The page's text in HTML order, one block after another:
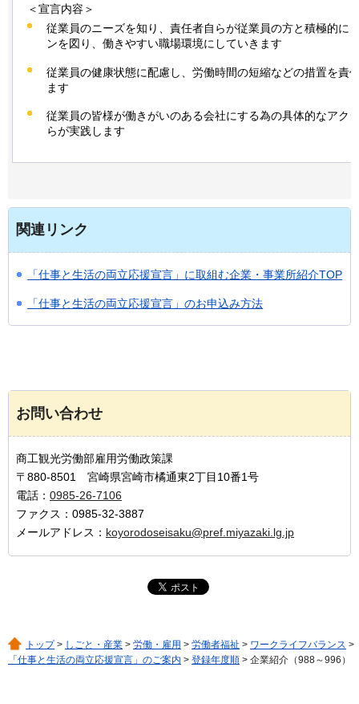
＜宣言内容＞
従業員のニーズを知り、責任者自らが従業員の方と積極的に
ンを図り、働きやすい職場環境にしていきます
従業員の健康状態に配慮し、労働時間の短縮などの措置を責
ます
従業員の皆様が働きがいのある会社にする為の具体的なアク
らが実践します
関連リンク
「仕事と生活の両立応援宣言」に取組む企業・事業所紹介TOP
「仕事と生活の両立応援宣言」のお申込み方法
お問い合わせ
商工観光労働部雇用労働政策課
〒880-8501 宮崎県宮崎市橘通東2丁目10番1号
電話： 0985-26-7106
ファクス：0985-32-3887
メールアドレス： koyorodoseisaku@pref.miyazaki.lg.jp
トップ> しごと・産業 > 労働・雇用 > 労働者福祉 > ワークライフバランス >
「仕事と生活の両立応援宣言」のご案内 > 登録年度順 > 企業紹介（988～996）